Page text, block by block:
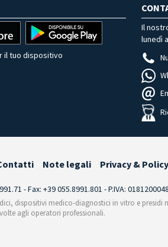
il tuo dispositivo
Il
lunedì
Note legali Privacy & Policy
- Fax: +39 055.8991.801 - P.IVA:
dispositivi medico-diagnostici in vitro e presidi
agli operatori professionali.